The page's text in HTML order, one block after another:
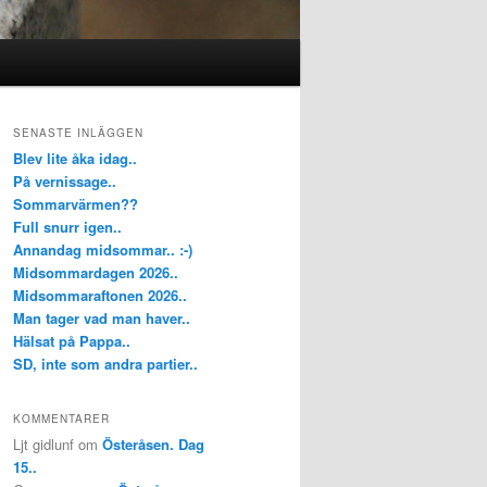
SENASTE INLÄGGEN
Blev lite åka idag..
På vernissage..
Sommarvärmen??
Full snurr igen..
Annandag midsommar.. :-)
Midsommardagen 2026..
Midsommaraftonen 2026..
Man tager vad man haver..
Hälsat på Pappa..
SD, inte som andra partier..
KOMMENTARER
Ljt gidlunf om Österåsen. Dag
15..